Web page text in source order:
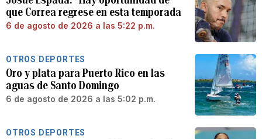
que Correa regrese en esta temporada
6 de agosto de 2026 a las 5:22 p.m.
OTROS DEPORTES
Oro y plata para Puerto Rico en las
aguas de Santo Domingo
6 de agosto de 2026 a las 5:02 p.m.
OTROS DEPORTES